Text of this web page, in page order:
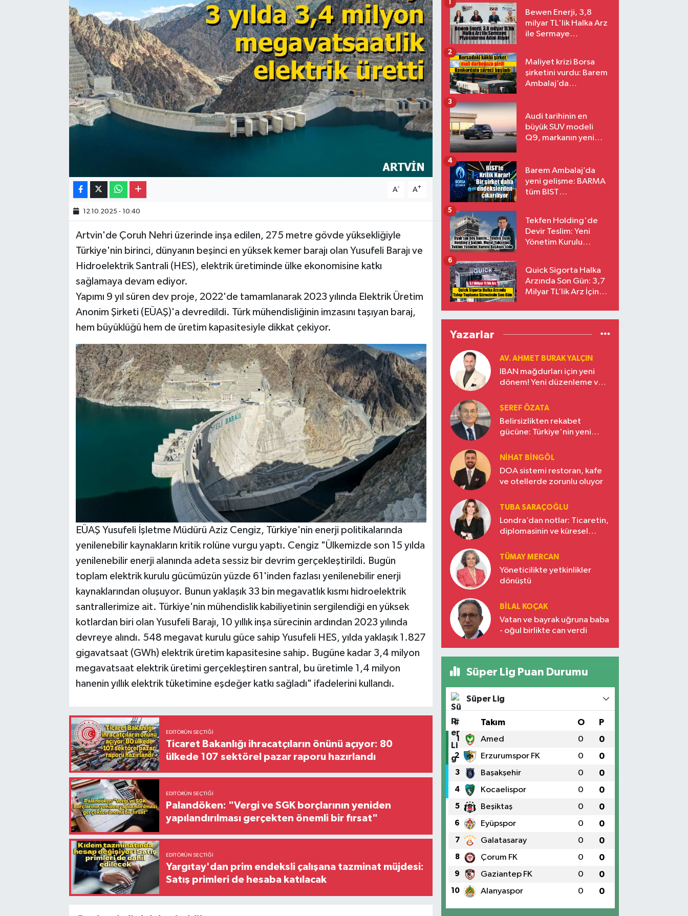
A- A+
12.10.2025 - 10:40
Artvin'de Çoruh Nehri üzerinde inşa edilen, 275 metre gövde yüksekliğiyle
Türkiye'nin birinci, dünyanın beşinci en yüksek kemer barajı olan Yusufeli Barajı ve
Hidroelektrik Santrali (HES), elektrik üretiminde ülke ekonomisine katkı
sağlamaya devam ediyor.
Yapımı 9 yıl süren dev proje, 2022'de tamamlanarak 2023 yılında Elektrik Üretim
Anonim Şirketi (EÜAŞ)'a devredildi. Türk mühendisliğinin imzasını taşıyan baraj,
hem büyüklüğü hem de üretim kapasitesiyle dikkat çekiyor.
EÜAŞ Yusufeli İşletme Müdürü Aziz Cengiz, Türkiye'nin enerji politikalarında
yenilenebilir kaynakların kritik rolüne vurgu yaptı. Cengiz "Ülkemizde son 15 yılda
yenilenebilir enerji alanında adeta sessiz bir devrim gerçekleştirildi. Bugün
toplam elektrik kurulu gücümüzün yüzde 61'inden fazlası yenilenebilir enerji
kaynaklarından oluşuyor. Bunun yaklaşık 33 bin megavatlık kısmı hidroelektrik
santrallerimize ait. Türkiye'nin mühendislik kabiliyetinin sergilendiği en yüksek
kotlardan biri olan Yusufeli Barajı, 10 yıllık inşa sürecinin ardından 2023 yılında
devreye alındı. 548 megavat kurulu güce sahip Yusufeli HES, yılda yaklaşık 1.827
gigavatsaat (GWh) elektrik üretim kapasitesine sahip. Bugüne kadar 3,4 milyon
megavatsaat elektrik üretimi gerçekleştiren santral, bu üretimle 1,4 milyon
hanenin yıllık elektrik tüketimine eşdeğer katkı sağladı" ifadelerini kullandı.
EDITÖRÜN SEÇTIĞI
Ticaret Bakanlığı ihracatçıların önünü açıyor: 80
ülkede 107 sektörel pazar raporu hazırlandı
EDITÖRÜN SEÇTIĞI
Palandöken: "Vergi ve SGK borçlarının yeniden
yapılandırılması gerçekten önemli bir fırsat"
EDITÖRÜN SEÇTIĞI
Yargıtay'dan prim endeksli çalışana tazminat müjdesi:
Satış primleri de hesaba katılacak
Bewen Enerji, 3,8
milyar TL'lik Halka Arz
ile Sermaye
Maliyet krizi Borsa
şirketini vurdu: Barem
Ambalaj’da
2
Audi tarihinin en
büyük SUV modeli
Q9, markanın yeni
3
Barem Ambalaj’da
yeni gelişme: BARMA
tüm BIST
4
Tekfen Holding'de
Devir Teslim: Yeni
Yönetim Kurulu
5
Quick Sigorta Halka
Arzında Son Gün: 3,7
Milyar TL’lik Arz İçin
Eriyor
6
Yazarlar
AV. AHMET BURAK YALÇIN
IBAN mağdurları için yeni
dönem! Yeni düzenleme ve
ŞEREF ÖZATA
Belirsizlikten rekabet
gücüne: Türkiye'nin yeni
NIHAT BINGÖL
DOA sistemi restoran, kafe
ve otellerde zorunlu oluyor
TUBA SARAÇOĞLU
Londra’dan notlar: Ticaretin,
diplomasinin ve küresel
Türkiye’nin yükselen gücü
TÜMAY MERCAN
Yöneticilikte yetkinlikler
dönüştü
BILAL KOÇAK
Vatan ve bayrak uğruna baba
- oğul birlikte can verdi
Süper Lig Puan Durumu
Süper Lig
# Takım O P
1 Amed 0 0
2 Erzurumspor FK 0 0
3 Başakşehir 0 0
4 Kocaelispor 0 0
5 Beşiktaş 0 0
6 Eyüpspor 0 0
7 Galatasaray 0 0
8 Çorum FK 0 0
9 Gaziantep FK 0 0
10 Alanyaspor 0 0
Gayrimenkul